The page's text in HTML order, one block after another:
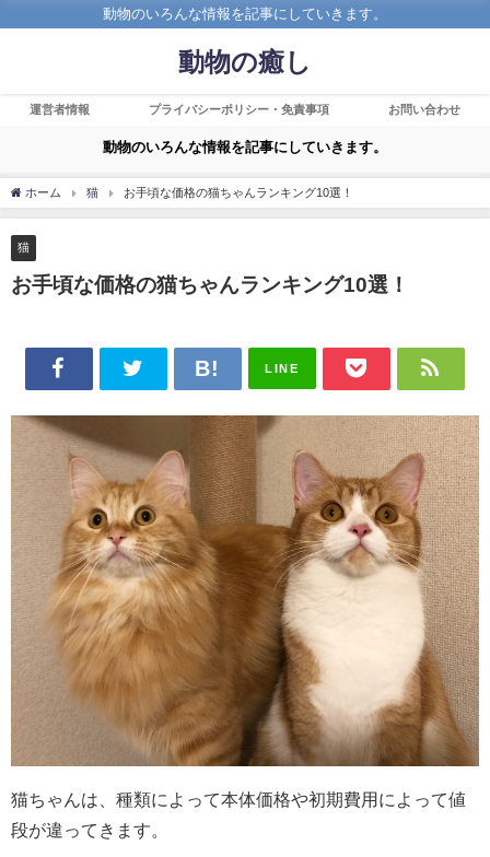
動物のいろんな情報を記事にしていきます。
動物の癒し
運営者情報 プライバシーポリシー・免責事項 お問い合わせ
動物のいろんな情報を記事にしていきます。
ホーム 猫 お手頃な価格の猫ちゃんランキング10選！
猫
お手頃な価格の猫ちゃんランキング10選！
LINE
猫ちゃんは、種類によって本体価格や初期費用によって値
段が違ってきます。